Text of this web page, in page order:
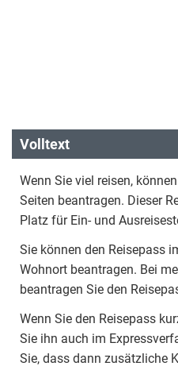
Volltext
Wenn Sie viel reisen,
Seiten beantragen. Dieser
Platz für Ein- und
Sie können den Reisepass
Wohnort beantragen. Bei
beantragen Sie den
Wenn Sie den Reisepass
Sie ihn auch im
Sie, dass dann zusätzliche